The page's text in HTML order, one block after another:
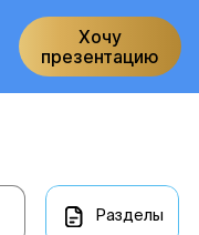
Хочу
презентацию
Разделы